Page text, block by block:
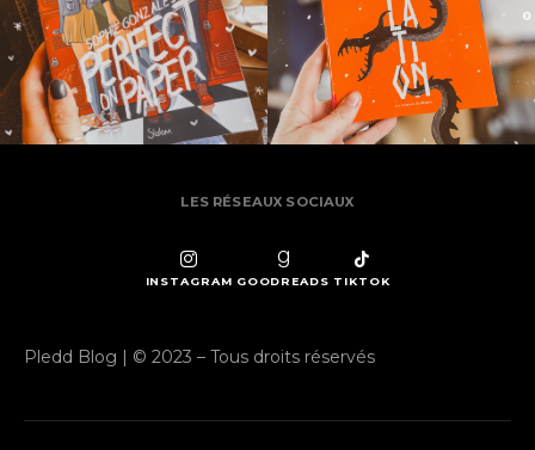
LES RÉSEAUX SOCIAUX
INSTAGRAM GOODREADS TIKTOK
Pledd Blog | © 2023 – Tous droits réservés